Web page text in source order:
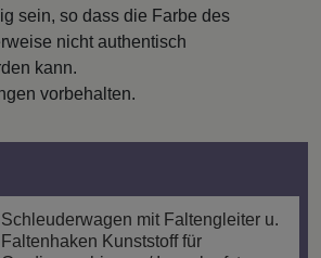
sein, so dass die Farbe des
nicht authentisch
kann.
vorbehalten.
Schleuderwagen mit Faltengleiter u.
Faltenhaken Kunststoff für